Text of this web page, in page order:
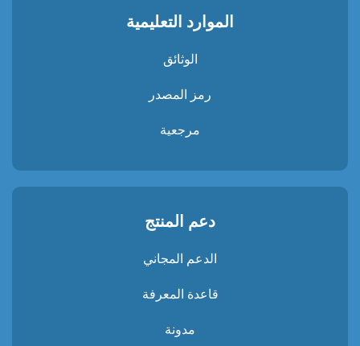
الموارد التعليمية
الوثائق
رمز المصدر
مرجعية
دعم المنتج
الدعم المجاني
قاعدة المعرفة
مدونة